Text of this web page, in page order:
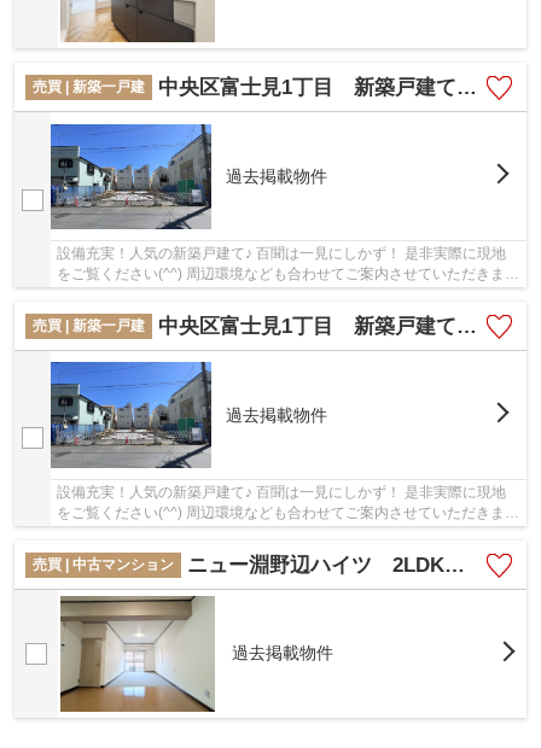
売買 | 新築一戸建 中央区富士見1丁目 新築戸建て (全3棟)
過去掲載物件
設備充実！人気の新築戸建て♪ 百聞は一見にしかず！ 是非実際に現地
をご覧ください(^^) 周辺環境なども合わせてご案内させていただきま
売買 | 新築一戸建
中央区富士見1丁目 新築戸建て (全3棟)
過去掲載物件
設備充実！人気の新築戸建て♪ 百聞は一見にしかず！ 是非実際に現地
をご覧ください(^^) 周辺環境なども合わせてご案内させていただきま
売買 | 中古マンション
ニュー淵野辺ハイツ 2LDK【自社・賃貸】
過去掲載物件